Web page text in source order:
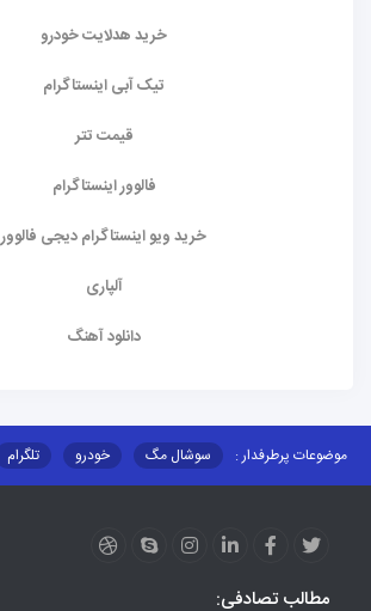
خرید هدلایت خودرو
تیک آبی اینستاگرام
قیمت تتر
فالوور اینستاگرام
خرید ویو اینستاگرام دیجی فالوور
آلپاری
دانلود آهنگ
موضوعات پرطرفدار : سوشال مگ خودرو تلگرام
مطالب تصادفی: